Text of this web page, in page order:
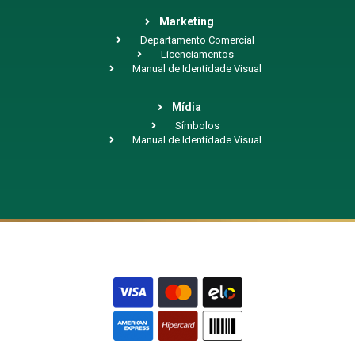
Marketing
Departamento Comercial
Licenciamentos
Manual de Identidade Visual
Mídia
Símbolos
Manual de Identidade Visual